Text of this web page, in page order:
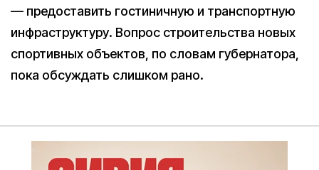
— предоставить гостиничную и транспортную
инфраструктуру. Вопрос строительства новых
спортивных объектов, по словам губернатора,
пока обсуждать слишком рано.